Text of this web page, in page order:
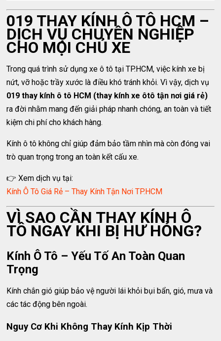
019 THAY KÍNH Ô TÔ HCM –
DỊCH VỤ CHUYÊN NGHIỆP
CHO MỌI CHỦ XE
Trong quá trình sử dụng xe ô tô tại TP.HCM, việc kính xe bị
nứt, vỡ hoặc trầy xước là điều khó tránh khỏi. Vì vậy, dịch vụ
019 thay kính ô tô HCM (thay kính xe ôtô tận nơi giá rẻ)
ra đời nhằm mang đến giải pháp nhanh chóng, an toàn và tiết
kiệm chi phí cho khách hàng.
Kính ô tô không chỉ giúp đảm bảo tầm nhìn mà còn đóng vai
trò quan trọng trong an toàn kết cấu xe.
👉 Xem dịch vụ tại:
Kính Ô Tô Giá Rẻ – Thay Kính Tận Nơi TP.HCM
VÌ SAO CẦN THAY KÍNH Ô
TÔ NGAY KHI BỊ HƯ HỎNG?
Kính Ô Tô – Yếu Tố An Toàn Quan
Trọng
Kính chắn gió giúp bảo vệ người lái khỏi bụi bẩn, gió, mưa và
các tác động bên ngoài.
Nguy Cơ Khi Không Thay Kính Kịp Thời